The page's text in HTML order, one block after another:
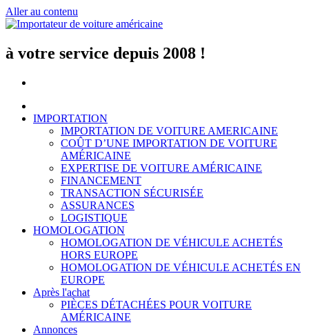
Aller au contenu
à votre service depuis 2008 !
IMPORTATION
IMPORTATION DE VOITURE AMERICAINE
COÛT D’UNE IMPORTATION DE VOITURE
AMÉRICAINE
EXPERTISE DE VOITURE AMÉRICAINE
FINANCEMENT
TRANSACTION SÉCURISÉE
ASSURANCES
LOGISTIQUE
HOMOLOGATION
HOMOLOGATION DE VÉHICULE ACHETÉS
HORS EUROPE
HOMOLOGATION DE VÉHICULE ACHETÉS EN
EUROPE
Après l'achat
PIÈCES DÉTACHÉES POUR VOITURE
AMÉRICAINE
Annonces